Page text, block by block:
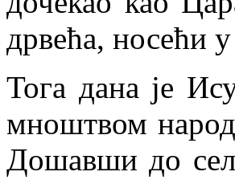
дрвећа, носећи
Тога дана је
мноштвом
Дошавши до